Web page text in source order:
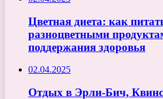
Цветная диета: как
разноцветными
поддержания здоровья
02.04.2025
Отдых в Эрли-Бич,